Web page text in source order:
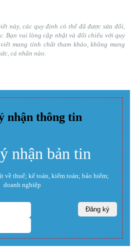
này, các quy định có thể đã được sửa đổi,
Bạn vui lòng cập nhật và đối chiếu với quy
mang tính chất tham khảo, không mang
cá nhân nào.
nhận thông tin
nhận bản tin
về thuế; kế toán, kiểm toán; bảo hiểm;
doanh nghiệp